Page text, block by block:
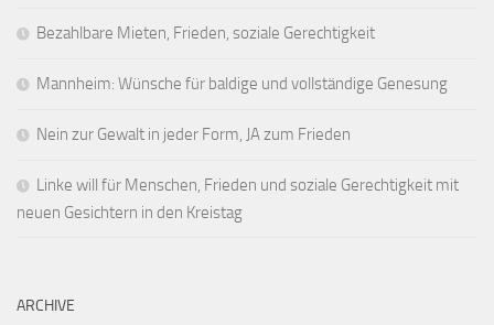
Bezahlbare Mieten, Frieden, soziale Gerechtigkeit
Mannheim: Wünsche für baldige und vollständige Genesung
Nein zur Gewalt in jeder Form, JA zum Frieden
Linke will für Menschen, Frieden und soziale Gerechtigkeit mit
neuen Gesichtern in den Kreistag
ARCHIVE